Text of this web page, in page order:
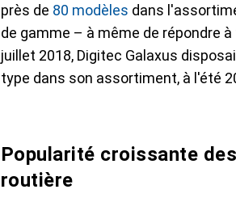
près de 80 modèles dans
de gamme – à même de répondre
juillet 2018, Digitec Galaxus
type dans son assortiment, à l'été
Popularité croissante
routière